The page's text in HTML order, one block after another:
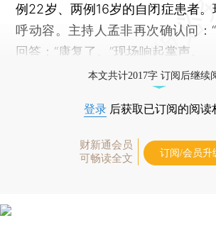
例22岁、两例16岁的自闭症患者
呼动容。主持人孟非再次确认问：
回答：“康复了。”现场响起掌声。
本文共计2017字 订阅后继续
登录 后获取已订阅的阅读
财新通会员
可畅读全文
订阅/会员升